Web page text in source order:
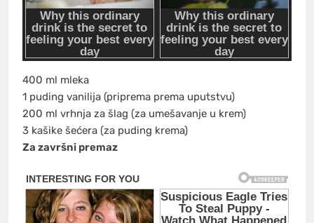
400 ml mleka
1 puding vanilija (priprema prema uputstvu)
200 ml vrhnja za šlag (za umešavanje u krem)
3 kašike šećera (za puding krema)
Za završni premaz